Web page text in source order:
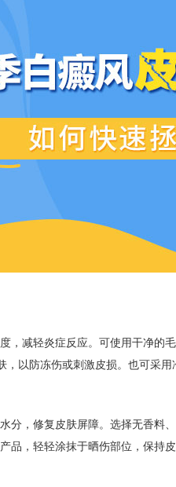
减轻炎症反应。可使用干净的毛
以防冻伤或刺激皮损。也可采用
，修复皮肤屏障。选择无香料
品，轻轻涂抹于晒伤部位，保持